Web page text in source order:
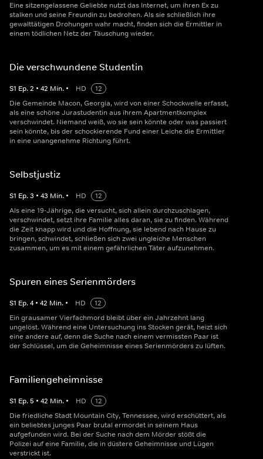
Eine sitzengelassene Geliebte nutzt das Internet, um ihren Ex zu
stalken und seine Freundin zu bedrohen. Als sie schließlich ihre
gewalttätigen Drohungen wahr macht, finden sich die Ermittler in
einem tödlichen Netz der Täuschung wieder.
Die verschwundene Studentin
S1 Ep.2 • 42 Min. • HD
12
Die Gemeinde Macon, Georgia, wird von einer Schockwelle erfasst,
als eine schöne Jurastudentin aus ihrem Apartmentkomplex
verschwindet. Niemand weiß, wo sie sein könnte oder was passiert
sein könnte, bis der schockierende Fund einer Leiche die Ermittler
in eine unangenehme Richtung führt.
Selbstjustiz
S1 Ep.3 • 43 Min. • HD
12
Als eine 19-Jährige, die versucht, sich allein durchzuschlagen,
verschwindet, setzt ihre Familie alles daran, sie zu finden. Während
die Zeit knapp wird und die Hoffnung, sie lebend nach Hause zu
bringen, schwindet, schließen sich zwei ungleiche Menschen
zusammen, um es mit einem gefährlichen Täter aufzunehmen.
Spuren eines Serienmörders
S1 Ep.4 • 42 Min. • HD
12
Ein grausamer Vierfachmord bleibt über ein Jahrzehnt lang
ungelöst. Während eine Untersuchung ins Stocken gerät, heizt sich
eine andere auf, denn die Suche nach einem vermissten Paar ist
der Schlüssel, um die Geheimnisse eines Serienmörders zu lüften.
Familiengeheimnisse
S1 Ep.5 • 42 Min. • HD
12
Die friedliche Stadt Mountain City, Tennessee, wird erschüttert, als
ein beliebtes junges Paar brutal ermordet in seinem Haus
aufgefunden wird. Bei der Suche nach dem Mörder stößt die
Polizei auf eine Familie, die in düstere Geheimnisse und Lügen
verstrickt ist.